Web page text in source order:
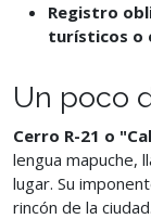
Registro
turísticos o
Un poco
Cerro R-21 o
lengua mapuche,
lugar. Su
rincón de la